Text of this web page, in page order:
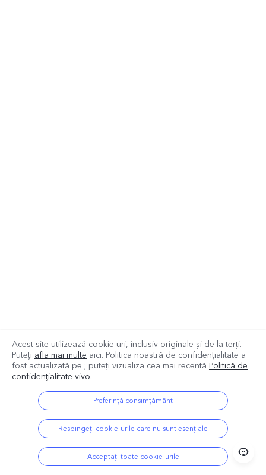
Acest site utilizează cookie-uri, inclusiv originale și de la terți.
Puteți afla mai multe aici. Politica noastră de confidențialitate a
fost actualizată pe ; puteți vizualiza cea mai recentă Politică de
confidențialitate vivo.
Preferință consimțământ
Respingeți cookie-urile care nu sunt esențiale
Acceptați toate cookie-urile